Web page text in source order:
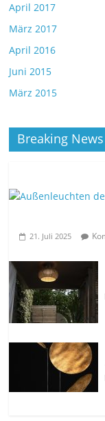
April 2017
März 2017
April 2016
Juni 2015
März 2015
Breaking News
21. Juli 2025